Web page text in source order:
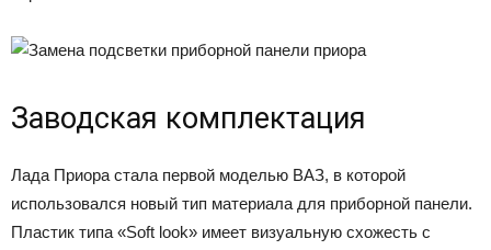
Заводская комплектация
Лада Приора стала первой моделью ВАЗ, в которой
использовался новый тип материала для приборной панели.
Пластик типа «Soft look» имеет визуальную схожесть с